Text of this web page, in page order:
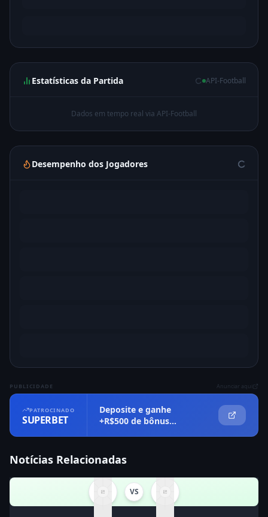
Estatísticas da Partida API-Football
Dados em tempo real via API-Football
Desempenho dos Jogadores
PUBLICIDADE Anunciar aqui
PATROCINADO
SUPERBET
Deposite e ganhe
+R$500 de bônus
Notícias Relacionadas
VS